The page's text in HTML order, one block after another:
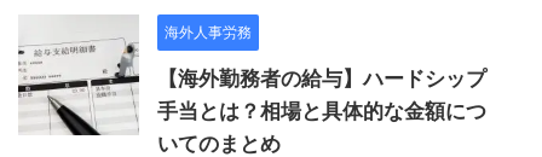
海外人事労務
【海外勤務者の給与】ハードシップ
手当とは？相場と具体的な金額につ
いてのまとめ